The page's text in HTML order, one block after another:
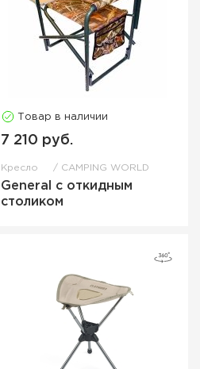
Товар в наличии
7 210 руб.
Кресло CAMPING WORLD
General с откидным
столиком